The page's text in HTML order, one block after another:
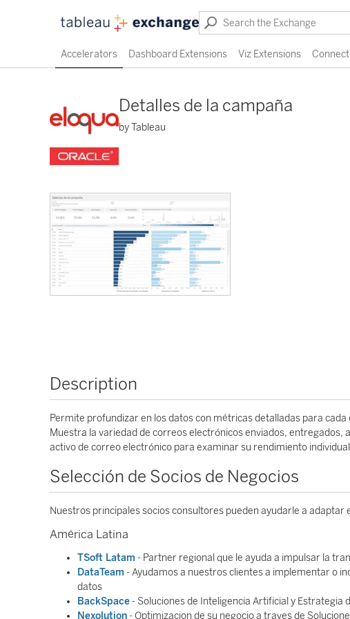
Accelerators Dashboard Extensions Viz Extensions
Detalles de la campaña
by Tableau
Description
Permite profundizar en los datos con métricas detalladas para
Muestra la variedad de correos electrónicos enviados,
activo de correo electrónico para examinar su rendimiento
Selección de Socios de Negocios
Nuestros principales socios consultores pueden ayudarle a
América Latina
TSoft Latam - Partner regional que le ayuda a impulsar la
DataTeam - Ayudamos a nuestros clientes a implementar o
datos
BackSpace - Soluciones de Inteligencia Artificial y Estrategia
Nexolution - Optimizacion de su negocio a traves de